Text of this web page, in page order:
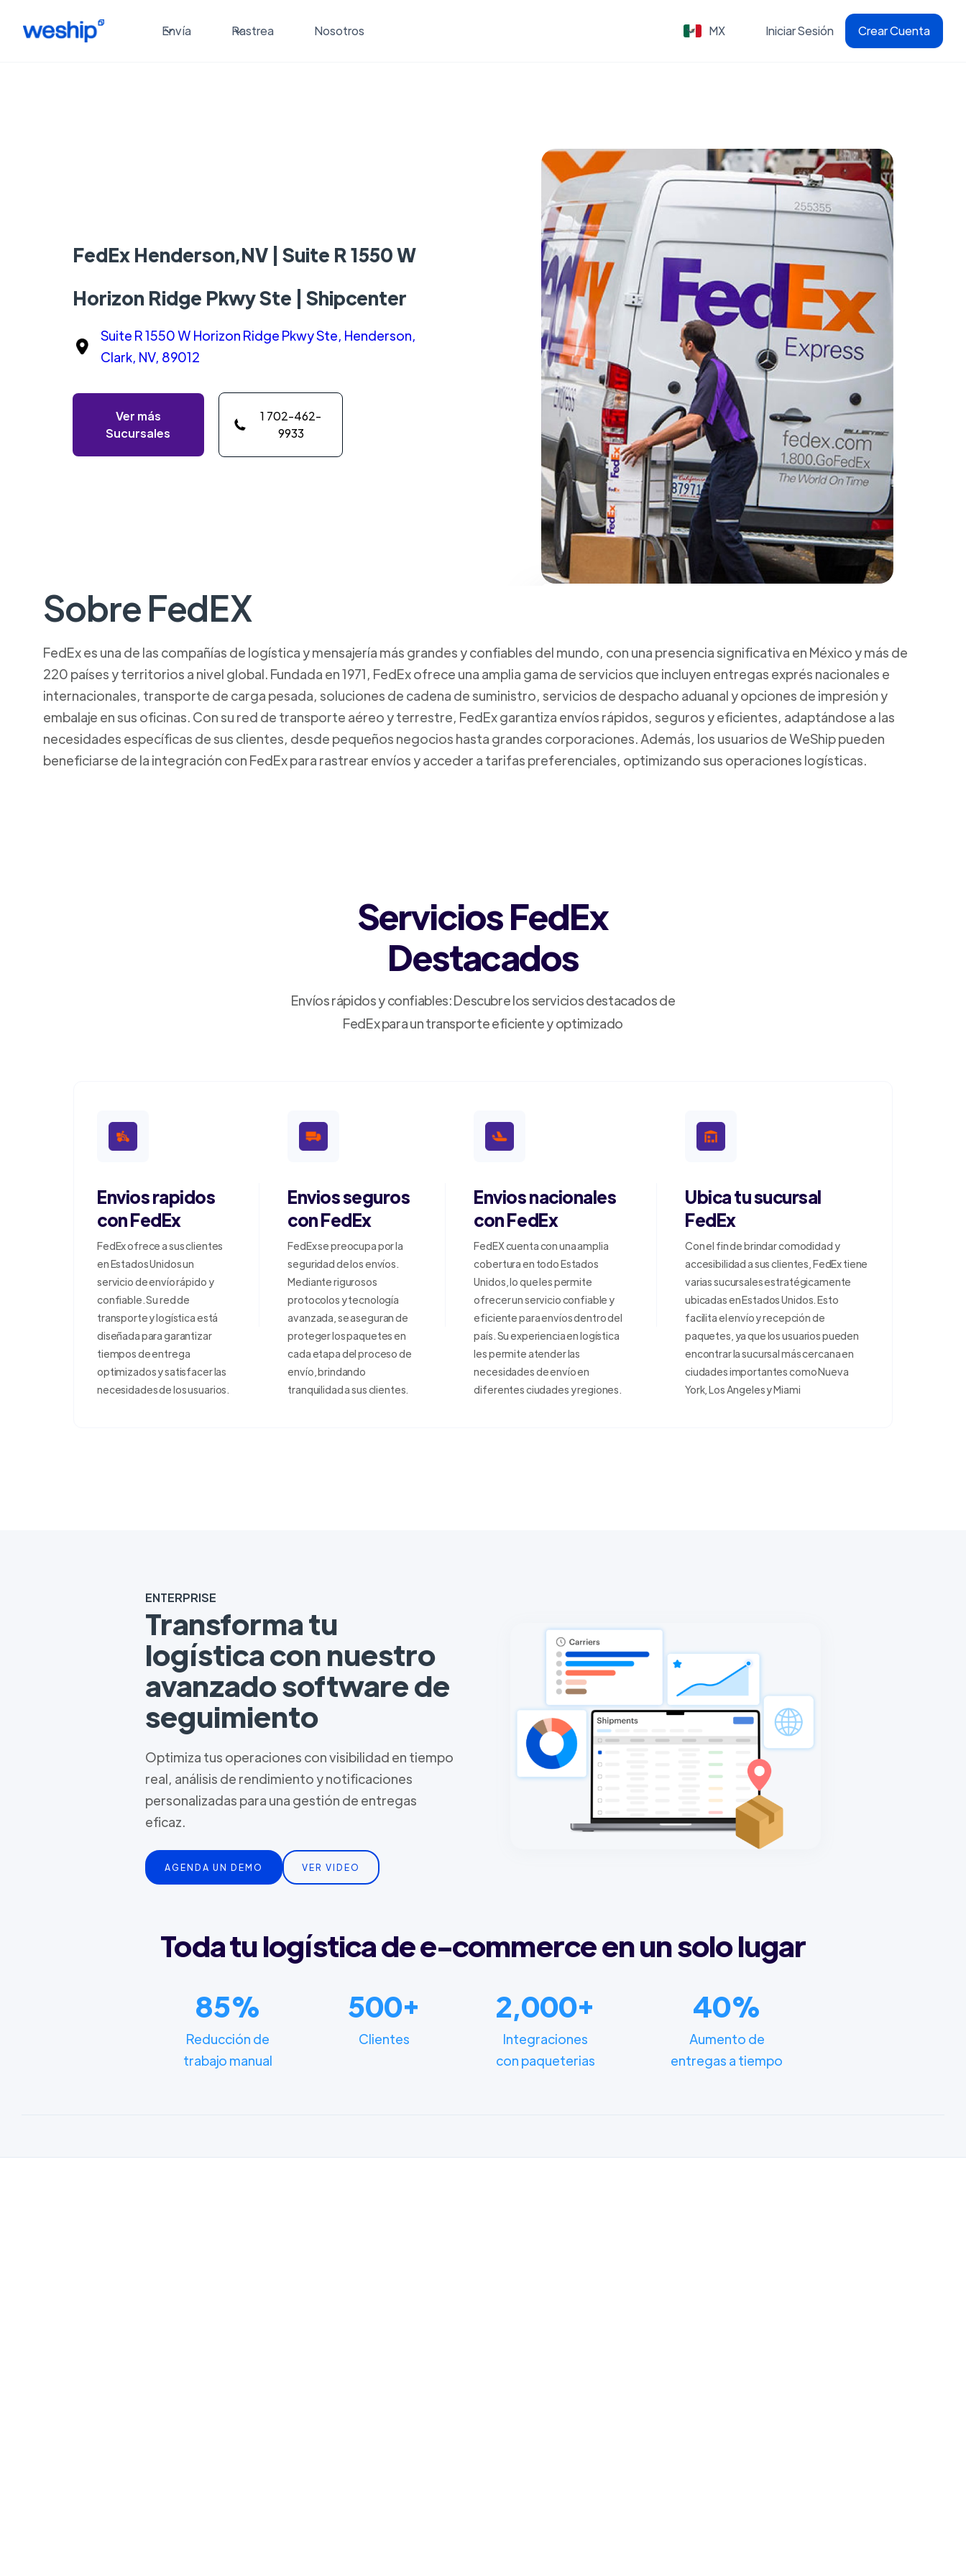
Envía Rastrea Nosotros MX Iniciar Sesión Crear Cuenta
FedEx Henderson,NV | Suite R 1550 W
Horizon Ridge Pkwy Ste | Shipcenter
Suite R 1550 W Horizon Ridge Pkwy Ste, Henderson,
Clark, NV, 89012
Ver más
Sucursales
1 702-462-
9933
Sobre FedEX
FedEx es una de las compañías de logística y mensajería más grandes y confiables del mundo, con una presencia significativa en México y más de
220 países y territorios a nivel global. Fundada en 1971, FedEx ofrece una amplia gama de servicios que incluyen entregas exprés nacionales e
internacionales, transporte de carga pesada, soluciones de cadena de suministro, servicios de despacho aduanal y opciones de impresión y
embalaje en sus oficinas. Con su red de transporte aéreo y terrestre, FedEx garantiza envíos rápidos, seguros y eficientes, adaptándose a las
necesidades específicas de sus clientes, desde pequeños negocios hasta grandes corporaciones. Además, los usuarios de WeShip pueden
beneficiarse de la integración con FedEx para rastrear envíos y acceder a tarifas preferenciales, optimizando sus operaciones logísticas.
Servicios FedEx
Destacados
Envíos rápidos y confiables: Descubre los servicios destacados de
FedEx para un transporte eficiente y optimizado
Envios rapidos
con FedEx
FedEx ofrece a sus clientes
en Estados Unidos un
servicio de envío rápido y
confiable. Su red de
transporte y logística está
diseñada para garantizar
tiempos de entrega
optimizados y satisfacer las
necesidades de los usuarios.
Envios seguros
con FedEx
FedEx se preocupa por la
seguridad de los envíos.
Mediante rigurosos
protocolos y tecnología
avanzada, se aseguran de
proteger los paquetes en
cada etapa del proceso de
envío, brindando
tranquilidad a sus clientes.
Envios nacionales
con FedEx
FedEX cuenta con una amplia
cobertura en todo Estados
Unidos, lo que les permite
ofrecer un servicio confiable y
eficiente para envíos dentro del
país. Su experiencia en logística
les permite atender las
necesidades de envío en
diferentes ciudades y regiones.
Ubica tu sucursal
FedEx
Con el fin de brindar comodidad y
accesibilidad a sus clientes, FedEx tiene
varias sucursales estratégicamente
ubicadas en Estados Unidos. Esto
facilita el envío y recepción de
paquetes, ya que los usuarios pueden
encontrar la sucursal más cercana en
ciudades importantes como Nueva
York, Los Angeles y Miami
ENTERPRISE
Transforma tu
logística con nuestro
avanzado software de
seguimiento
Optimiza tus operaciones con visibilidad en tiempo
real, análisis de rendimiento y notificaciones
personalizadas para una gestión de entregas
eficaz.
AGENDA UN DEMO VER VIDEO
Toda tu logística de e-commerce en un solo lugar
85%
Reducción de
trabajo manual
500+
Clientes
2,000+
Integraciones
con paqueterias
40%
Aumento de
entregas a tiempo